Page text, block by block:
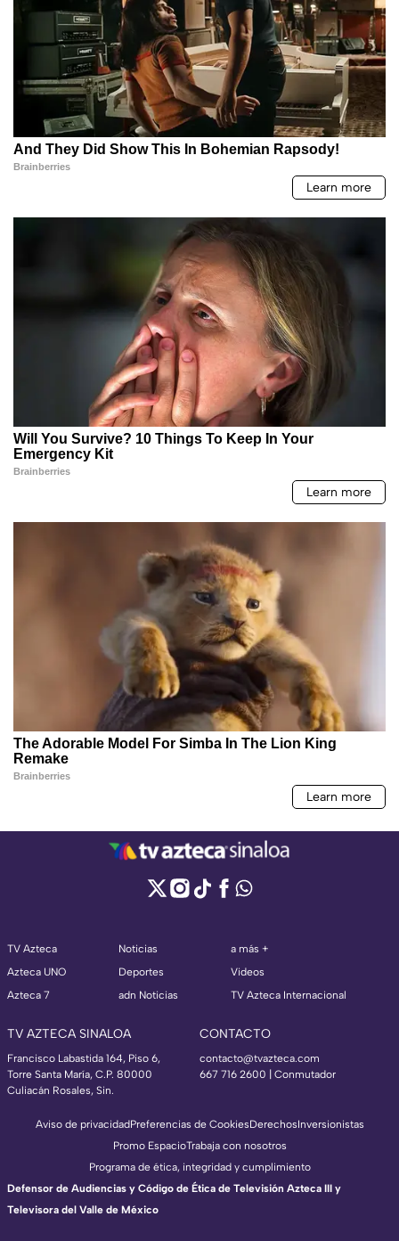
TV Azteca
Azteca UNO
Azteca 7
Noticias
Deportes
adn Noticias
a más +
Videos
TV Azteca Internacional
TV AZTECA SINALOA
Francisco Labastida 164, Piso 6,
Torre Santa María, C.P. 80000
Culiacán Rosales, Sin.
CONTACTO
contacto@tvazteca.com
667 716 2600 | Conmutador
Aviso de privacidadPreferencias de CookiesDerechosInversionistas
Promo EspacioTrabaja con nosotros
Programa de ética, integridad y cumplimiento
Defensor de Audiencias y Código de Ética de Televisión Azteca III y
Televisora del Valle de México